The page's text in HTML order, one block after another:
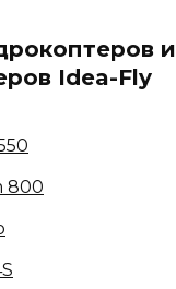
и
Idea-Fly
800